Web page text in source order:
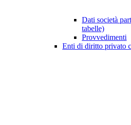
Dati società
tabelle)
Provvedimenti
Enti di diritto privato